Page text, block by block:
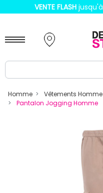
VENTE FLASH jusqu'à
Homme Vêtements Homme
Pantalon Jogging Homme